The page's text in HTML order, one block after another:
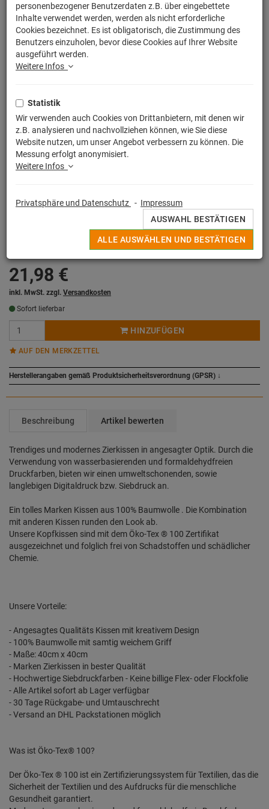
Egal ob witziger Spruch, buntes Motiv oder Lizensierter Print, alle
Deine originellen Kissen werden in Deutschland unter strengen
Qualitätskontrollen hochwertig im Sieb - / Digitaldruckverfahren
21,98 €
inkl. MwSt. zzgl. Versandkosten
Sofort lieferbar
HINZUFÜGEN
AUF DEN MERKZETTEL
Herstellerangaben gemäß Produktsicherheitsverordnung (GPSR) ↓
Beschreibung Artikel bewerten
Trendiges und modernes Zierkissen in angesagter Optik. Durch die
Verwendung von wasserbasierenden und formaldehydfreien
Druckfarben, bieten wir einen umweltschonenden, sowie
langlebigen Digitaldruck bzw. Siebdruck an.
Ein tolles Marken Kissen aus 100% Baumwolle . Die Kombination
mit anderen Kissen runden den Look ab.
Unsere Kopfkissen sind mit dem Öko-Tex ® 100 Zertifikat
ausgezeichnet und folglich frei von Schadstoffen und schädlicher
Chemie.
Unsere Vorteile:
- Angesagtes Qualitäts Kissen mit kreativem Design
- 100% Baumwolle mit samtig weichem Griff
- Maße: 40cm x 40cm
- Marken Zierkissen in bester Qualität
- Hochwertige Siebdruckfarben - Keine billige Flex- oder Flockfolie
- Alle Artikel sofort ab Lager verfügbar
- 30 Tage Rückgabe- und Umtauschrecht
- Versand an DHL Packstationen möglich
Was ist Öko-Tex® 100?
Der Öko-Tex ® 100 ist ein Zertifizierungssystem für Textilien, das die
Sicherheit der Textilien und des Aufdrucks für die menschliche
Gesundheit garantiert.
personenbezogener Benutzerdaten z.B. über eingebettete
Inhalte verwendet werden, werden als nicht erforderliche
Cookies bezeichnet. Es ist obligatorisch, die Zustimmung des
Benutzers einzuholen, bevor diese Cookies auf Ihrer Website
ausgeführt werden.
Weitere Infos
Statistik
Wir verwenden auch Cookies von Drittanbietern, mit denen wir
z.B. analysieren und nachvollziehen können, wie Sie diese
Website nutzen, um unser Angebot verbessern zu können. Die
Messung erfolgt anonymisiert.
Weitere Infos
Privatsphäre und Datenschutz - Impressum
AUSWAHL BESTÄTIGEN
ALLE AUSWÄHLEN UND BESTÄTIGEN